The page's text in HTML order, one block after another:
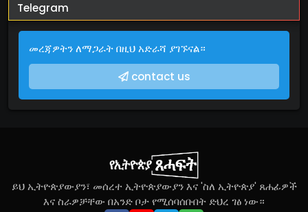
Telegram
መረጃዎትን ለማጋራት በዚህ አድራሻ ያገኙናል።
contact us
ይህ ኢትዮጵያውያን፣ መሰረተ ኢትዮጵያውያን እና 'ስለ ኢትዮጵያ' ጸሐፊዎች
እና ስራዎቻቸው በአንድ ቦታ የሚሰባሰቡበት ድህረ ገፅ ነው።